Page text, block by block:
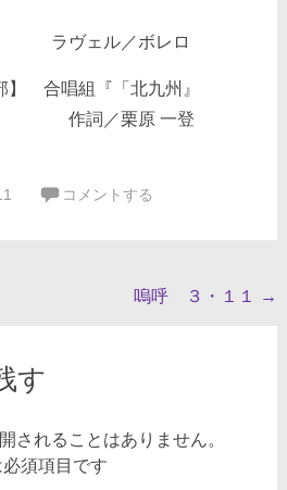
／ボレロ
組『「北九州』
原 一登
コメントする
嗚呼 ３・１１ →
す
されることはありません。
須項目です